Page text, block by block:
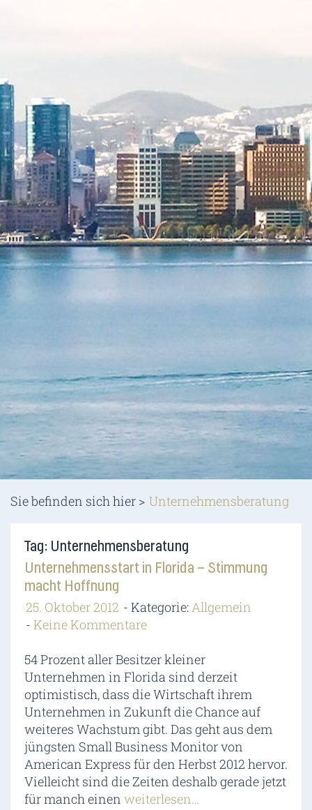
Sie befinden sich hier > Unternehmensberatung
Tag: Unternehmensberatung
Unternehmensstart in Florida – Stimmung
macht Hoffnung
25. Oktober 2012 Kategorie:Allgemein
Keine Kommentare
54 Prozent aller Besitzer kleiner
Unternehmen in Florida sind derzeit
optimistisch, dass die Wirtschaft ihrem
Unternehmen in Zukunft die Chance auf
weiteres Wachstum gibt. Das geht aus dem
jüngsten Small Business Monitor von
American Express für den Herbst 2012 hervor.
Vielleicht sind die Zeiten deshalb gerade jetzt
für manch einen weiterlesen…